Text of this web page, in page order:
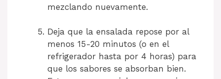
mezclando nuevamente.
Deja que la ensalada repose por al
menos 15-20 minutos (o en el
refrigerador hasta por 4 horas) para
que los sabores se absorban bien.